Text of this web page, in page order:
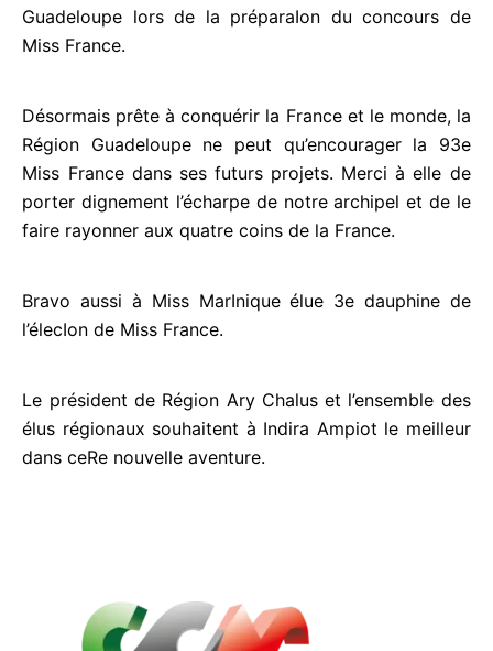
Guadeloupe lors de la préparaIon du concours de
Miss France.
Désormais prête à conquérir la France et le monde,
la Région Guadeloupe ne peut qu’encourager la 93e
Miss France dans ses futurs projets. Merci à elle de
porter dignement l’écharpe de notre archipel et de
le faire rayonner aux quatre coins de la France.
Bravo aussi à Miss MarInique élue 3e dauphine de
l’élecIon de Miss France.
Le président de Région Ary Chalus et l’ensemble
des élus régionaux souhaitent à Indira Ampiot le
meilleur dans ceRe nouvelle aventure.